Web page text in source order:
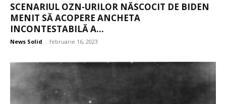
SCENARIUL OZN-URILOR NĂSCOCIT DE BIDEN
MENIT SĂ ACOPERE ANCHETA
INCONTESTABILĂ A...
News Solid - februarie 16, 2023